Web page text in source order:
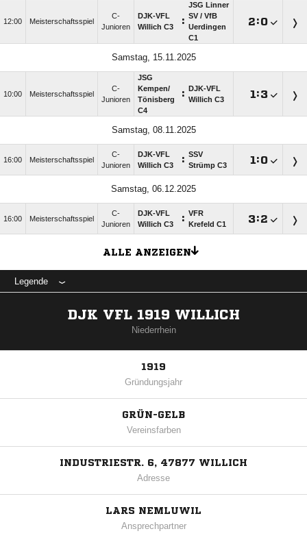
12:00 Meisterschaftsspiel
C-
Junioren
DJK-VFL
Willich C3
:
JSG Linner
SV /​ VfB
Uerdingen
C1
:
Samstag, 15.11.2025
10:00 Meisterschaftsspiel
C-
Junioren
JSG
Kempen/​
Tönisberg
C4
:
DJK-VFL
Willich C3
:
Samstag, 08.11.2025
16:00 Meisterschaftsspiel
C-
Junioren
DJK-VFL
Willich C3
: SSV
Strümp C3
:
Samstag, 06.12.2025
16:00 Meisterschaftsspiel
C-
Junioren
DJK-VFL
Willich C3
: VFR
Krefeld C1
:
ALLE ANZEIGEN
Legende
DJK VFL 1919 WILLICH
Niederrhein
1919
Gründungsjahr
GRÜN-GELB
Vereinsfarben
INDUSTRIESTR. 6, 47877 WILLICH
Adresse
LARS NEMLUWIL
Ansprechpartner